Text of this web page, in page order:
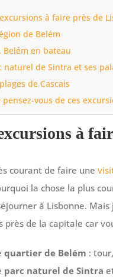
à faire près de
de Belém
Belém en bateau
naturel de Sintra et ses
de Cascais
pensez-vous de ces
à
courant de faire une
la chose la plus
à Lisbonne.
près de la capitale car
quartier de Belém :
parc naturel de Sintra